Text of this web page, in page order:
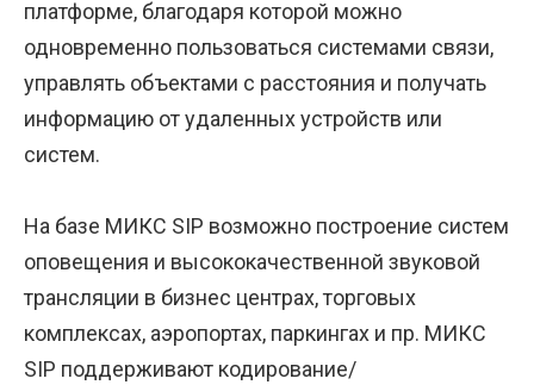
платформе, благодаря которой можно
одновременно пользоваться системами связи,
управлять объектами с расстояния и получать
информацию от удаленных устройств или
систем.
На базе МИКС SIP возможно построение систем
оповещения и высококачественной звуковой
трансляции в бизнес центрах, торговых
комплексах, аэропортах, паркингах и пр. МИКС
SIP поддерживают кодирование/